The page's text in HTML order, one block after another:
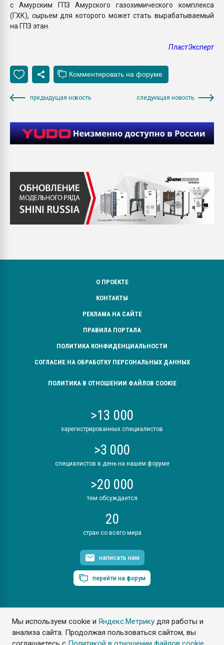
Мы используем cookie иЯндекс.Метрику для работы и
анализа сайта. Продолжая пользоваться сайтом, вы
с Амурским ГПЗ Амурского газохимического комплекса
(ГХК), сырьем для которого может стать вырабатываемый
на ГПЗ этан.
ПластЭксперт
предыдущая новость следующая новость
О ПРОЕКТЕ
КОНТАКТЫ
РЕКЛАМА НА САЙТЕ
ПРАВИЛА ПОРТАЛА
ПОЛИТИКА КОНФИДЕНЦИАЛЬНОСТИ
СОГЛАСИЕ НА ОБРАБОТКУ ПЕРСОНАЛЬНЫХ ДАННЫХ
ПОЛИТИКА В ОТНОШЕНИИ ФАЙЛОВ COOKIE
>13 000
зарегистрированных специалистов
>3 000
специалистов в день на нашем форуме
>20 000
тем обсуждается
20
стран со всего мира
написать нам
перейти на форум
ПластЭксперт © 2006. Все права защищены
Разрешается копирование материалов сайта с обязательной
ссылкой на www.e-plastic.ru